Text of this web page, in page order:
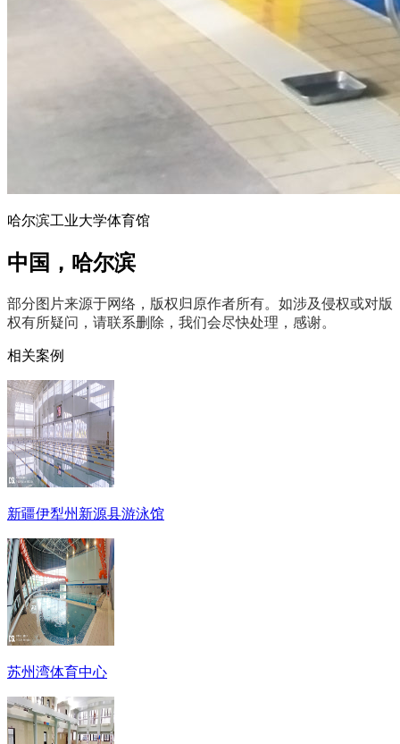
哈尔滨工业大学体育馆
中国，哈尔滨
部分图片来源于网络，版权归原作者所有。如涉及侵权或对版
权有所疑问，请联系删除，我们会尽快处理，感谢。
相关案例
新疆伊犁州新源县游泳馆
苏州湾体育中心